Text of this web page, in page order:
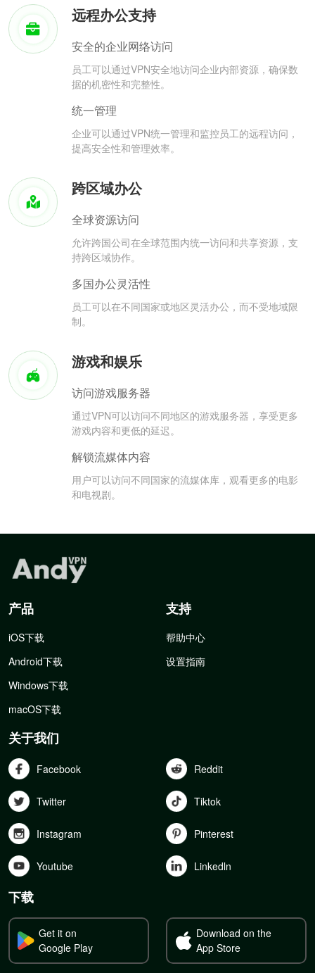
远程办公支持
安全的企业网络访问
员工可以通过VPN安全地访问企业内部资源，确保数
据的机密性和完整性。
统一管理
企业可以通过VPN统一管理和监控员工的远程访问，
提高安全性和管理效率。
跨区域办公
全球资源访问
允许跨国公司在全球范围内统一访问和共享资源，支
持跨区域协作。
多国办公灵活性
员工可以在不同国家或地区灵活办公，而不受地域限
制。
游戏和娱乐
访问游戏服务器
通过VPN可以访问不同地区的游戏服务器，享受更多
游戏内容和更低的延迟。
解锁流媒体内容
用户可以访问不同国家的流媒体库，观看更多的电影
和电视剧。
产品
iOS下载
Android下载
Windows下载
macOS下载
支持
帮助中心
设置指南
关于我们
Facebook Reddit
Twitter Tiktok
Instagram Pinterest
Youtube Linkedln
下载
Get it on
Google Play
Download on the
App Store